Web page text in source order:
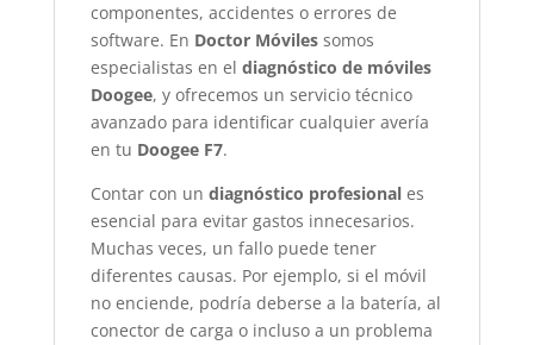
componentes, accidentes o errores de
software. En Doctor Móvilessomos
especialistas en el diagnóstico de móviles
Doogee, y ofrecemos un servicio técnico
avanzado para identificar cualquier avería
en tu Doogee F7.
Contar con un diagnóstico profesionales
esencial para evitar gastos innecesarios.
Muchas veces, un fallo puede tener
diferentes causas. Por ejemplo, si el móvil
no enciende, podría deberse a la batería, al
conector de carga o incluso a un problema